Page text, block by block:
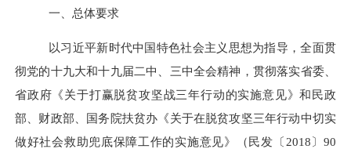
一、总体要求
以习近平新时代中国特色社会主义思想为指导，全面贯
彻党的十九大和十九届二中、三中全会精神，贯彻落实省委、
省政府《关于打赢脱贫攻坚战三年行动的实施意见》和民政
部、财政部、国务院扶贫办《关于在脱贫攻坚三年行动中切实
做好社会救助兜底保障工作的实施意见》（民发〔 2018〕90